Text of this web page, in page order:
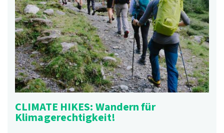
CLIMATE HIKES: Wandern für
Klimagerechtigkeit!